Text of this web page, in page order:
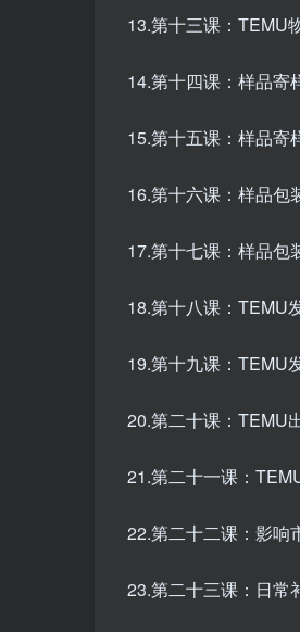
13.第十三课：TEMU
14.第十四课：样品寄
15.第十五课：样品寄
16.第十六课：样品包
17.第十七课：样品包
18.第十八课：TEMU
19.第十九课：TEMU
20.第二十课：TEMU
21.第二十一课：
22.第二十二课：影响
23.第二十三课：日常